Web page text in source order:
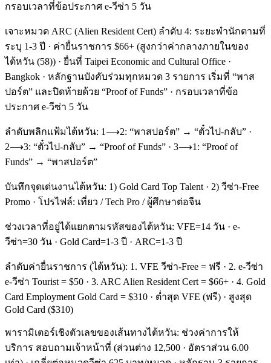
กรอบเวลาที่ข้อประกาศ e-วีซ่า 5 วัน
เจาะหมวด ARC (Alien Resident Cert) ลำดับ 4: ระยะพำนักตามที่
ระบุ 1-3 ปี · ค่ายื่นราชการ $66+ (สูงกว่าค่ากลางภายในของ
ไต้หวัน (58)) · ยื่นที่ Taipei Economic and Cultural Office ·
Bangkok · หลักฐานบังคับร่วมทุกหมวด 3 รายการ เริ่มที่ “พาส
ปอร์ต” และปิดท้ายด้วย “Proof of Funds” · กรอบเวลาที่ข้อ
ประกาศ e-วีซ่า 5 วัน
ลำดับพลิกแฟ้มไต้หวัน: 1⟶2: “พาสปอร์ต” → “ตั๋วไป-กลับ” ·
2⟶3: “ตั๋วไป-กลับ” → “Proof of Funds” · 3⟶1: “Proof of
Funds” → “พาสปอร์ต”
บันทึกจุดเด่นงานไต้หวัน: 1) Gold Card Top Talent · 2) วีซ่า-Free
Promo · โปรไฟล์: เที่ยว / Tech Pro / ผู้ศึกษาต่อจีน
ช่วงเวลาที่อยู่ได้แยกตามรหัสของไต้หวัน: VFE=14 วัน · e-
วีซ่า=30 วัน · Gold Card=1-3 ปี · ARC=1-3 ปี
ลำดับค่ายื่นราชการ (ไต้หวัน): 1. VFE วีซ่า-Free = ฟรี · 2. e-วีซ่า
e-วีซ่า Tourist = $50 · 3. ARC Alien Resident Cert = $66+ · 4. Gold
Card Employment Gold Card = $310 · ต่ำสุด VFE (ฟรี) · สูงสุด
Gold Card ($310)
พารามิเตอร์เชิงตัวเลขของเส้นทางไต้หวัน: ช่วงค่าการให้
บริการ สอบถามเจ้าหน้าที่ (ส่วนต่าง 12,500 · อัตราส่วน 6.00